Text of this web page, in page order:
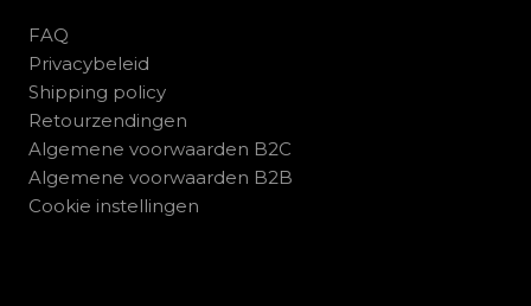
FAQ
Privacybeleid
Shipping policy
Retourzendingen
Algemene voorwaarden B2C
Algemene voorwaarden B2B
Cookie instellingen